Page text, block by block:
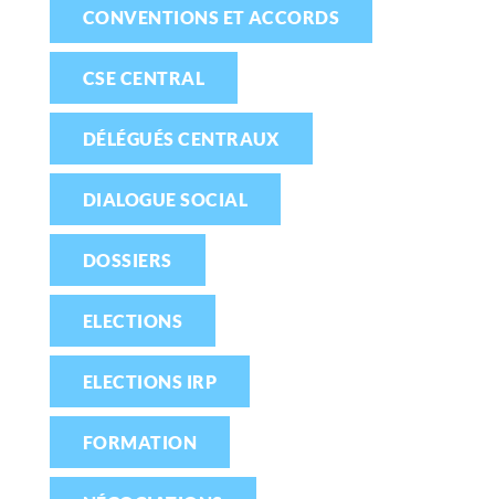
CONVENTIONS ET ACCORDS
CSE CENTRAL
DÉLÉGUÉS CENTRAUX
DIALOGUE SOCIAL
DOSSIERS
ELECTIONS
ELECTIONS IRP
FORMATION